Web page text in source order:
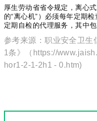
厚生劳动省省令规定，离心
的“离心机”）必须每年定期
定期自检的代理服务，其中包
参考来源：职业安全卫生
1条》（https://
hor1-2-1-2h1 - 0.htm)